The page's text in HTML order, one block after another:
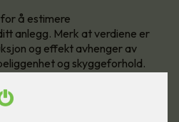
å estimere
anlegg. Merk at verdiene er
og effekt avhenger av
og skyggeforhold.